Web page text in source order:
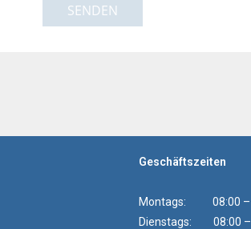
SENDEN
Geschäftszeiten
Montags: 08:00 –
Dienstags: 08:00 –